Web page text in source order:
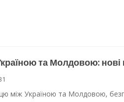
та Молдовою: нові
між Україною та Молдовою,